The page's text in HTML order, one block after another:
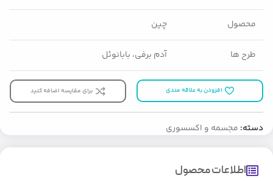
محصول چین
طرح ها آدم برفی، بابانوئل
افزودن به علاقه مندی برای مقایسه اضافه کنید
دسته: مجسمه و اکسسوری
اطلاعات محصول